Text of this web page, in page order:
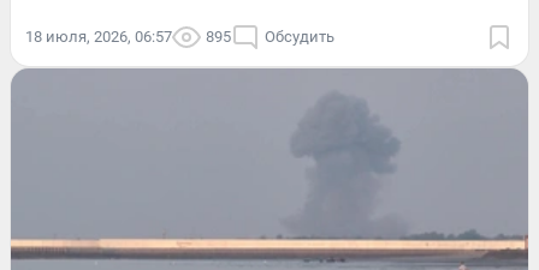
18 июля, 2026, 06:57 895 Обсудить